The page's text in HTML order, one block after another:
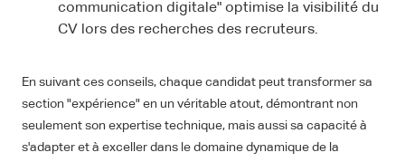
communication digitale" optimise la visibilité du
CV lors des recherches des recruteurs.
En suivant ces conseils, chaque candidat peut transformer sa
section "expérience" en un véritable atout, démontrant non
seulement son expertise technique, mais aussi sa capacité à
s'adapter et à exceller dans le domaine dynamique de la